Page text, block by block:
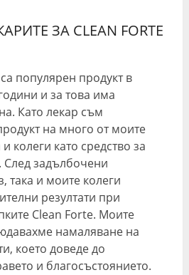
ЗА CLEAN FORTE
популярен продукт в
и за това има
Като лекар съм
на много от моите
колеги като средство за
След задълбочени
така и моите колеги
резултати при
Clean Forte. Моите
намаляване на
което доведе до
и благосъстоянието.